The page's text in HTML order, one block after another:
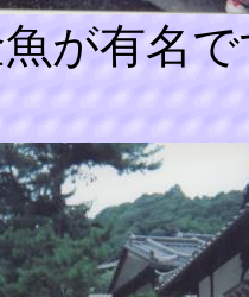
が有名